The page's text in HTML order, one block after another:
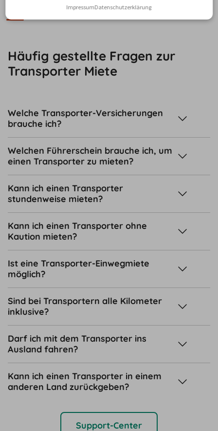
Häufig gestellte Fragen zur
Transporter Miete
Welche Transporter-Versicherungen
brauche ich?
Welchen Führerschein brauche ich, um
einen Transporter zu mieten?
Kann ich einen Transporter
stundenweise mieten?
Kann ich einen Transporter ohne
Kaution mieten?
Ist eine Transporter-Einwegmiete
möglich?
Sind bei Transportern alle Kilometer
inklusive?
Darf ich mit dem Transporter ins
Ausland fahren?
Kann ich einen Transporter in einem
anderen Land zurückgeben?
Support-Center
ImpressumDatenschutzerklärung